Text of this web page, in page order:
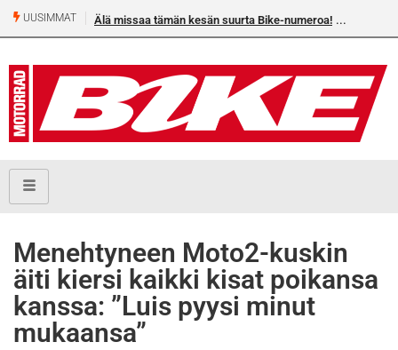
UUSIMMAT Älä missaa tämän kesän suurta Bike-numeroa!
Menehtyneen Moto2-kuskin
äiti kiersi kaikki kisat poikansa
kanssa: ”Luis pyysi minut
mukaansa”